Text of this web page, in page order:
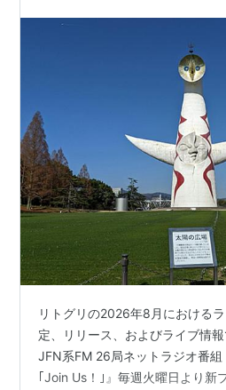
リトグリの2026年8月における
定、リリース、およびライブ情
JFN系FM 26局ネットラジオ番
｢Join Us！｣』毎週火曜日より新